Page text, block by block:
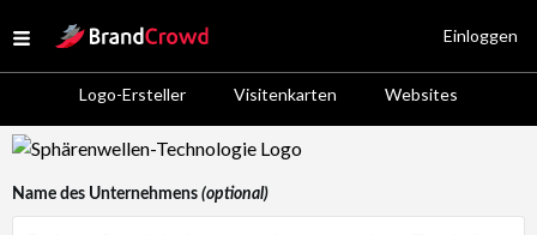
Open menu
Site Logo
Logo-Ersteller Visitenkarten Websites
Einloggen
Logo Template Preview
Name des Unternehmens (optional)